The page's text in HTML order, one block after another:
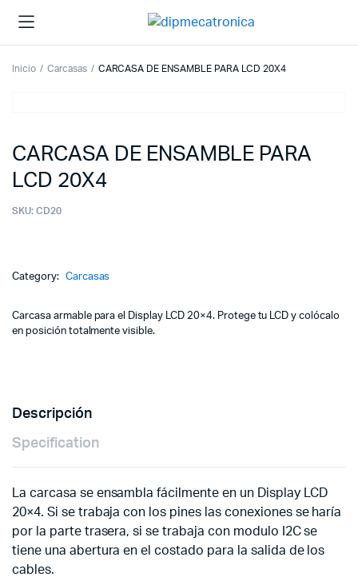
Inicio Carcasas CARCASA DE ENSAMBLE PARA LCD 20X4
CARCASA DE ENSAMBLE PARA
LCD 20X4
SKU: CD20
Category: Carcasas
Carcasa armable para el Display LCD 20×4. Protege tu LCD y colócalo
en posición totalmente visible.
Descripción
Specification
La carcasa se ensambla fácilmente en un Display LCD
20×4. Si se trabaja con los pines las conexiones se haría
por la parte trasera, si se trabaja con modulo I2C se
tiene una abertura en el costado para la salida de los
cables.